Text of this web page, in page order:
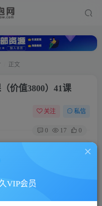
正文
价值3800）41课
关注 私信
0 17 0
）41课
VIP会员